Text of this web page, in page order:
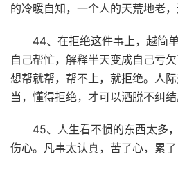
的冷暖自知，一个人的天荒地老，
44、在拒绝这件事上，越简
自己帮忙，解释半天变成自己亏
想帮就帮，帮不上，就拒绝。人
当，懂得拒绝，才可以洒脱不纠结
45、人生看不惯的东西太多
伤心。凡事太认真，苦了心，累了